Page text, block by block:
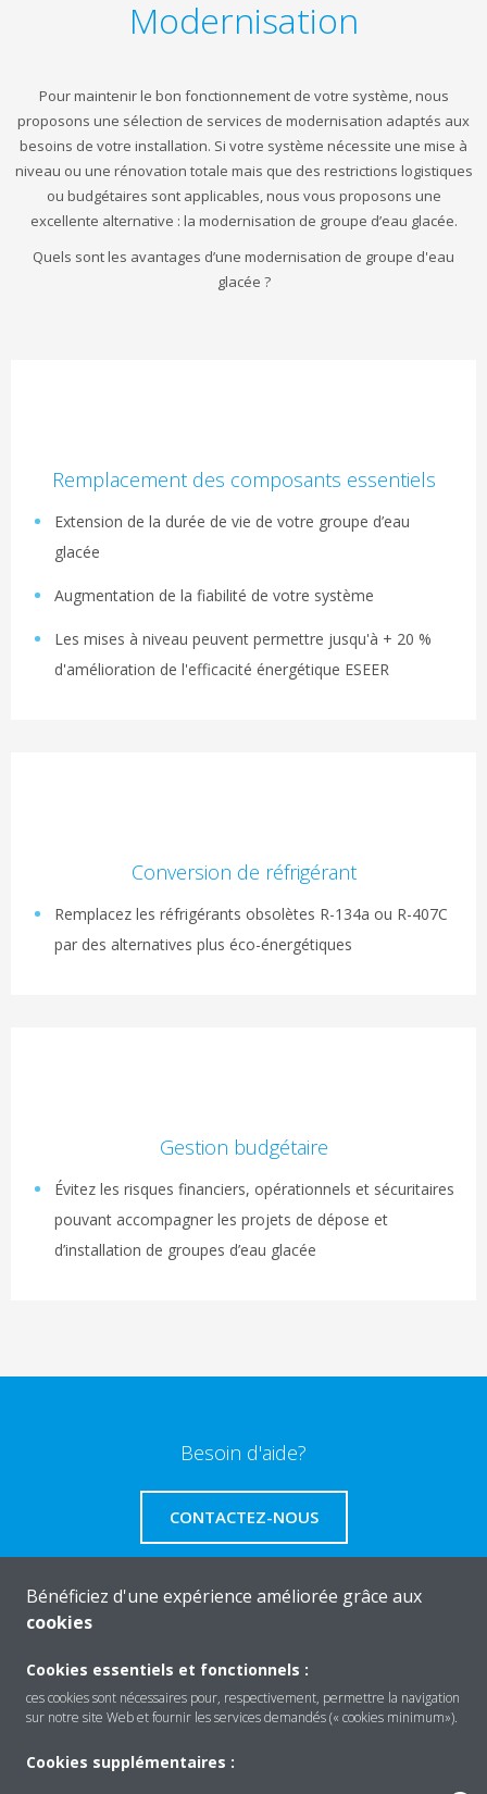
Modernisation
Pour maintenir le bon fonctionnement de votre système, nous
proposons une sélection de services de modernisation adaptés aux
besoins de votre installation. Si votre système nécessite une mise à
niveau ou une rénovation totale mais que des restrictions logistiques
ou budgétaires sont applicables, nous vous proposons une
excellente alternative : la modernisation de groupe d’eau glacée.
Quels sont les avantages d’une modernisation de groupe d'eau
glacée ?
Remplacement des composants essentiels
Extension de la durée de vie de votre groupe d’eau
glacée
Augmentation de la fiabilité de votre système
Les mises à niveau peuvent permettre jusqu'à + 20 %
d'amélioration de l'efficacité énergétique ESEER
Conversion de réfrigérant
Remplacez les réfrigérants obsolètes R-134a ou R-407C
par des alternatives plus éco-énergétiques
Gestion budgétaire
Évitez les risques financiers, opérationnels et sécuritaires
pouvant accompagner les projets de dépose et
d’installation de groupes d’eau glacée
Besoin d'aide?
CONTACTEZ-NOUS
Solutions
Bénéficiez d'une expérience améliorée grâce aux
cookies
Cookies essentiels et fonctionnels :
ces cookies sont nécessaires pour, respectivement, permettre la navigation
sur notre site Web et fournir les services demandés (« cookies minimum»).
Cookies supplémentaires :